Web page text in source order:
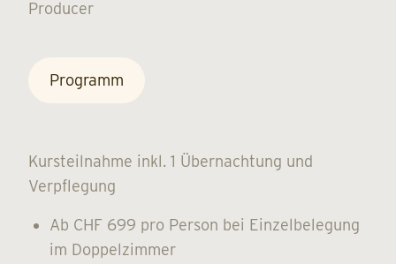
Producer
Programm
Kursteilnahme inkl. 1 Übernachtung und
Verpflegung
Ab CHF 699 pro Person bei Einzelbelegung
im Doppelzimmer